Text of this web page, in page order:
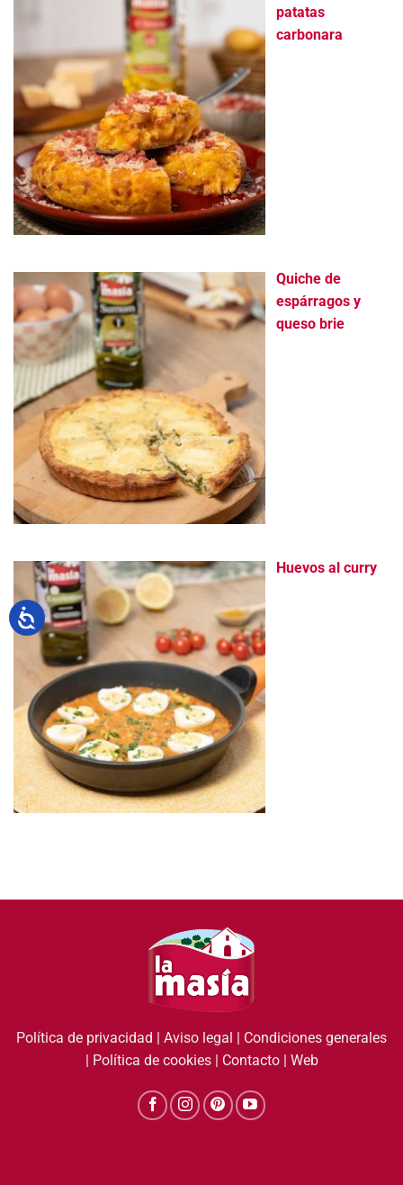
patatas
carbonara
Quiche de
espárragos y
queso brie
Huevos al curry
Política de privacidad Aviso legal
Condiciones generales
Política de cookies| Contacto| Web